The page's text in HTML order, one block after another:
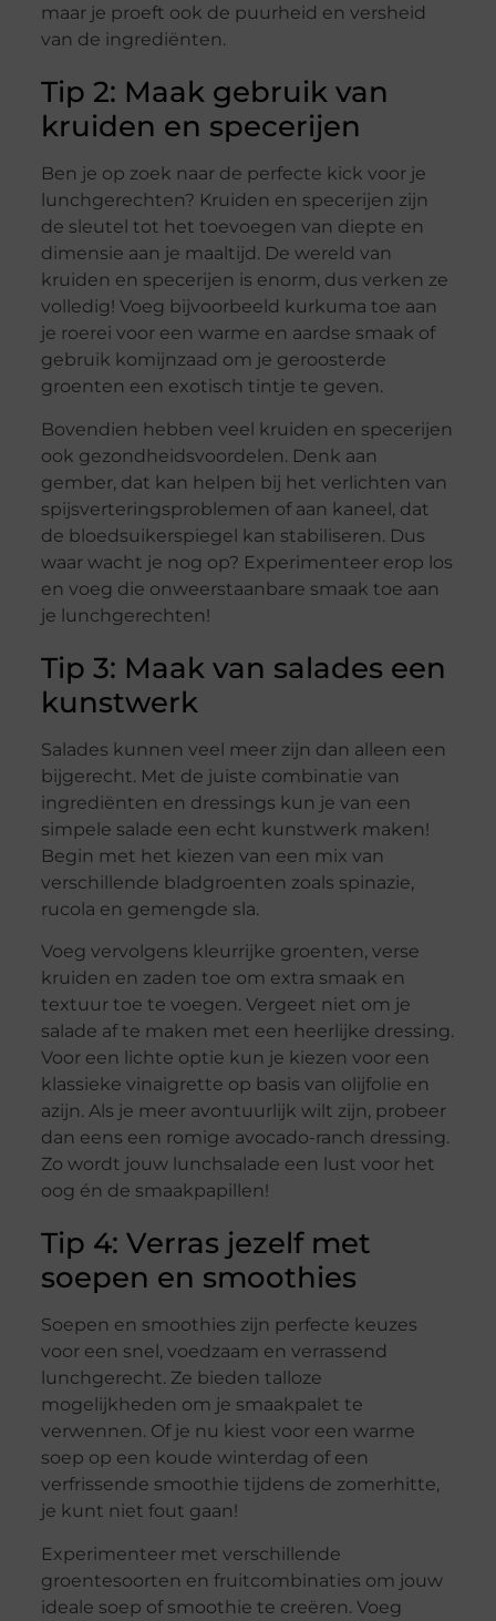
maar je proeft ook de puurheid en versheid
van de ingrediënten.
Tip 2: Maak gebruik van
kruiden en specerijen
Ben je op zoek naar de perfecte kick voor je
lunchgerechten? Kruiden en specerijen zijn
de sleutel tot het toevoegen van diepte en
dimensie aan je maaltijd. De wereld van
kruiden en specerijen is enorm, dus verken ze
volledig! Voeg bijvoorbeeld kurkuma toe aan
je roerei voor een warme en aardse smaak of
gebruik komijnzaad om je geroosterde
groenten een exotisch tintje te geven.
Bovendien hebben veel kruiden en specerijen
ook gezondheidsvoordelen. Denk aan
gember, dat kan helpen bij het verlichten van
spijsverteringsproblemen of aan kaneel, dat
de bloedsuikerspiegel kan stabiliseren. Dus
waar wacht je nog op? Experimenteer erop los
en voeg die onweerstaanbare smaak toe aan
je lunchgerechten!
Tip 3: Maak van salades een
kunstwerk
Salades kunnen veel meer zijn dan alleen een
bijgerecht. Met de juiste combinatie van
ingrediënten en dressings kun je van een
simpele salade een echt kunstwerk maken!
Begin met het kiezen van een mix van
verschillende bladgroenten zoals spinazie,
rucola en gemengde sla.
Voeg vervolgens kleurrijke groenten, verse
kruiden en zaden toe om extra smaak en
textuur toe te voegen. Vergeet niet om je
salade af te maken met een heerlijke dressing.
Voor een lichte optie kun je kiezen voor een
klassieke vinaigrette op basis van olijfolie en
azijn. Als je meer avontuurlijk wilt zijn, probeer
dan eens een romige avocado-ranch dressing.
Zo wordt jouw lunchsalade een lust voor het
oog én de smaakpapillen!
Tip 4: Verras jezelf met
soepen en smoothies
Soepen en smoothies zijn perfecte keuzes
voor een snel, voedzaam en verrassend
lunchgerecht. Ze bieden talloze
mogelijkheden om je smaakpalet te
verwennen. Of je nu kiest voor een warme
soep op een koude winterdag of een
verfrissende smoothie tijdens de zomerhitte,
je kunt niet fout gaan!
Experimenteer met verschillende
groentesoorten en fruitcombinaties om jouw
ideale soep of smoothie te creëren. Voeg